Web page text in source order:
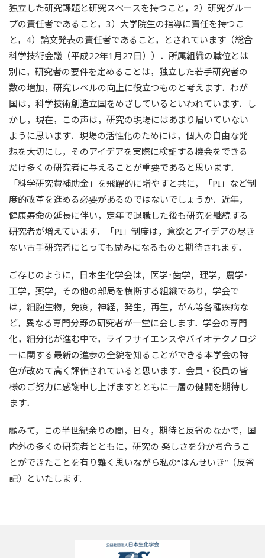
独立した研究課題と研究スペースを持つこと，2）研究グルー
プの責任者であること，3）大学院生の指導に責任を持つこ
と，4）論文発表の責任者であること，とされています（総合
科学技術会議（平成22年1月27日））．所属組織の職位とは
別に，研究者の要件を定めることは，独立した若手研究者の
数の増加，研究レベルの向上に役立つものと考えます．わが
国は，科学技術創造立国をめざしているといわれています．し
かし，現在，この声は，研究の現場にはあまり届いていない
ように思います．現場の活性化のためには，個人の自由な発
想を大切にし，そのアイデアを実際に検証する機会をできる
だけ多くの研究者に与えることが重要であると思います．
「科学研究費補助金」を飛躍的に増やすと共に，「PI」など制
度的改革を進める必要があるのではないでしょうか．近年，
健康寿命の延長に伴い，定年で退職した後も研究を継続する
研究者が増えています．「PI」制度は，意欲とアイデアの尽き
ない古手研究者にとっても励みになるものと期待されます．
ご存じのように，日本生化学会は，医学･歯学，理学，農学･
工学，薬学，その他の部局を横断する組織であり，学会で
は，細胞生物，免疫，神経，発生，再生，がん等各種疾病な
ど，異なる専門分野の研究者が一堂に会します．学会の専門
化，細分化が進む中で，ライフサイエンスやバイオテクノロジ
ーに関する最新の進歩の全貌を知ることができる本学会の特
色が改めて高く評価されていると思います．会員・役員の皆
様のご努力に感謝申し上げますとともに一層の健闘を期待し
ます．
顧みて，この半世紀余りの間，日々，期待と反省のなかで，国
内外の多くの研究者とともに，研究の 楽しさを分かち合うこ
とができたことを有り難く思いながら私の“はんせいき”（反省
記）といたします.